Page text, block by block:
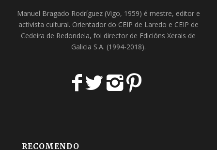
Manuel Bragado Rodríguez (Vigo, 1959) é mestre, editor e
activista cultural. Orientador do CEIP de Laredo e CEIP de
Cedeira de Redondela, foi director de Edicións Xerais de
Galicia S.A. (1994-2018).
RECOMENDO